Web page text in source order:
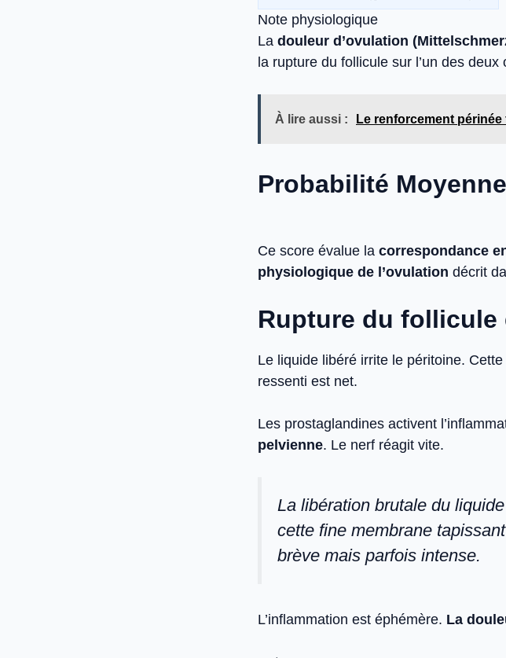
Note physiologique
La douleur d’ovulation
la rupture du follicule sur l’un des
À lire aussi : Le renforcement
Probabilité Moyenne
Ce score évalue la correspondance
physiologique de l’ovulation décrit
Rupture du
Le liquide libéré irrite le péritoine.
ressenti est net.
Les prostaglandines activent
pelvienne. Le nerf réagit vite.
La libération brutale du
cette fine membrane
brève mais parfois intense.
L’inflammation est éphémère. La